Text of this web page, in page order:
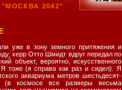
2042"
уже в зону земного притяжения и
херр Отто Шмидт вдруг передал по
объект, вероятно, искусственного
тоже (я справа как раз и сидел). Я
аквариума метров шестьдесят-
космосе все размеры весьма